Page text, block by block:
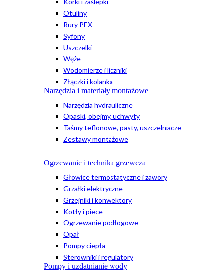
Korki i zaślepki
Otuliny
Rury PEX
Syfony
Uszczelki
Węże
Wodomierze i liczniki
Złączki i kolanka
Narzędzia i materiały montażowe
Narzędzia hydrauliczne
Opaski, obejmy, uchwyty
Taśmy teflonowe, pasty, uszczelniacze
Zestawy montażowe
Ogrzewanie i technika grzewcza
Głowice termostatyczne i zawory
Grzałki elektryczne
Grzejniki i konwektory
Kotły i piece
Ogrzewanie podłogowe
Opał
Pompy ciepła
Sterowniki i regulatory
Pompy i uzdatnianie wody